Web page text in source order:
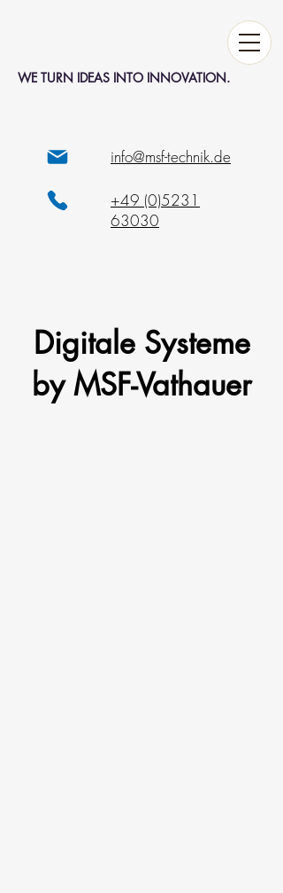
WE TURN IDEAS INTO INNOVATION.
info@msf-technik.de
+49 (0)5231
63030
Digitale Systeme
by MSF-Vathauer